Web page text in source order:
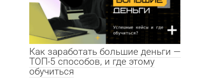
Как заработать большие деньги —
ТОП-5 способов, и где этому
обучиться